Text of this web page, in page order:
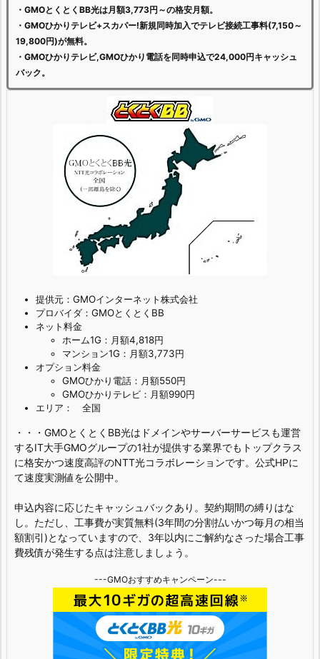
・GMOとくとくBB光は月額3,773円～の格安月額。
・GMOひかりテレビ+スカパー!新規同時加入でテレビ接続工事料(7,150～
19,800円)が無料。
・GMOひかりテレビ,GMOひかり電話を同時申込で24,000円キャッシュ
バック。
提供元：GMOインターネット株式会社
プロバイダ：GMOとくとくBB
ネット料金
ホーム1G：月額4,818円
マンション1G：月額3,773円
オプション料金
GMOひかり電話：月額550円
GMOひかりテレビ：月額990円
エリア： 全国
・・・GMOとくとくBB光はドメインやサーバーサービスも運営
するIT大手GMOグループの1社が提供する業界でもトップクラス
に格安かつ速度高評のNTT光コラボレーションです。公式HPに
て速度実測値を公開中。
申込内容に応じたキャッシュバックあり。契約期間の縛りはな
し。ただし、工事費が実質無料(3年間の分割払いかつ毎月の相当
額割引)となっていますので、3年以内にご解約なさった場合工事
費残債が発生する点は注意しましょう。
---GMOおすすめキャンペーン---